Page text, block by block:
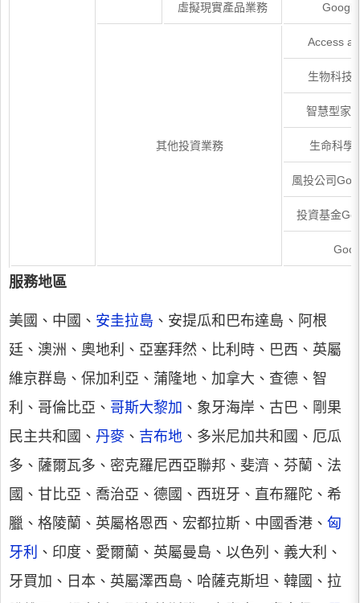
虛擬現實產品業務
其他投資業務
Access
生物科技
智慧型家
生命科學
風投公司
投資基金
服務地區
美國、中國、 安圭拉島 、安提瓜和巴布達島、阿根
廷、澳洲、奧地利、亞塞拜然、比利時、巴西、英屬
維京群島、保加利亞、蒲隆地、加拿大、查德、智
利、哥倫比亞、 哥斯大黎加 、象牙海岸、古巴、剛果
民主共和國、 丹麥 、 吉布地 、多米尼加共和國、厄瓜
多、薩爾瓦多、密克羅尼西亞聯邦、斐濟、芬蘭、法
國、甘比亞、喬治亞、德國、西班牙、直布羅陀、希
臘、格陵蘭、英屬格恩西、宏都拉斯、中國香港、 匈
牙利 、印度、愛爾蘭、英屬曼島、以色列、義大利、
牙買加、日本、英屬澤西島、哈薩克斯坦、韓國、拉